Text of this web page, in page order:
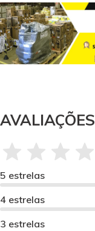
AVALIAÇÕES
5 estrelas
4 estrelas
3 estrelas